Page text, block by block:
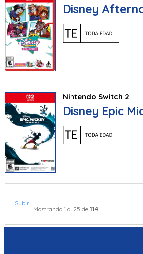
Disney
Nintendo Switch 2
Disney Epic
Subir
Mostrando 1 al 25 de 114